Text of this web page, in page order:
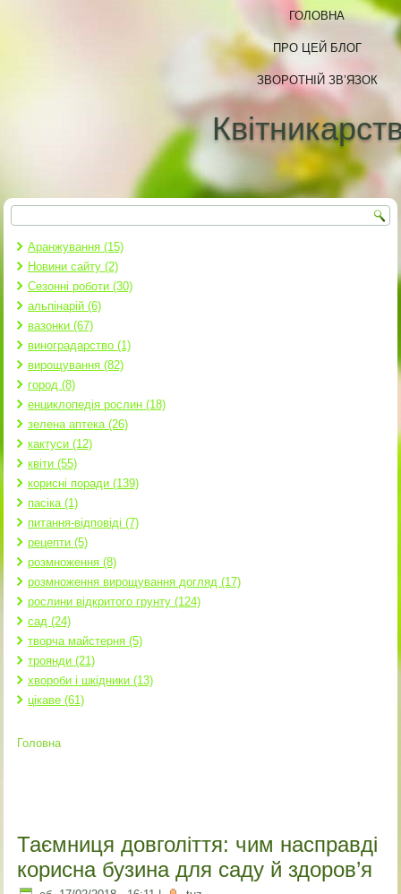
ГОЛОВНА
ПРО ЦЕЙ БЛОГ
ЗВОРОТНІЙ ЗВ’ЯЗОК
Пошукова форма
Пошук
Аранжування (15)
Новини сайту (2)
Сезонні роботи (30)
альпінарій (6)
вазонки (67)
виноградарство (1)
вирощування (82)
город (8)
енциклопедія рослин (18)
зелена аптека (26)
кактуси (12)
квіти (55)
корисні поради (139)
пасіка (1)
питання-відповіді (7)
рецепти (5)
розмноження (8)
розмноження вирощування догляд (17)
рослини відкритого грунту (124)
сад (24)
творча майстерня (5)
троянди (21)
хвороби і шкідники (13)
цікаве (61)
Ви є тут
Головна
Таємниця довголіття: чим насправді
корисна бузина для саду й здоров’я